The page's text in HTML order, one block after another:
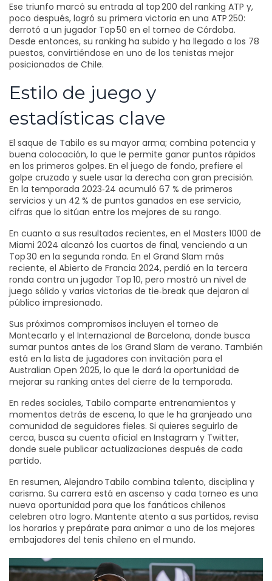
Ese triunfo marcó su entrada al top 200 del ranking ATP y,
poco después, logró su primera victoria en una ATP 250:
derrotó a un jugador Top 50 en el torneo de Córdoba.
Desde entonces, su ranking ha subido y ha llegado a los 78
puestos, convirtiéndose en uno de los tenistas mejor
posicionados de Chile.
Estilo de juego y
estadísticas clave
El saque de Tabilo es su mayor arma; combina potencia y
buena colocación, lo que le permite ganar puntos rápidos
en los primeros golpes. En el juego de fondo, prefiere el
golpe cruzado y suele usar la derecha con gran precisión.
En la temporada 2023‑24 acumuló 67 % de primeros
servicios y un 42 % de puntos ganados en ese servicio,
cifras que lo sitúan entre los mejores de su rango.
En cuanto a sus resultados recientes, en el Masters 1000 de
Miami 2024 alcanzó los cuartos de final, venciendo a un
Top 30 en la segunda ronda. En el Grand Slam más
reciente, el Abierto de Francia 2024, perdió en la tercera
ronda contra un jugador Top 10, pero mostró un nivel de
juego sólido y varias victorias de tie‑break que dejaron al
público impresionado.
Sus próximos compromisos incluyen el torneo de
Montecarlo y el Internazional de Barcelona, donde busca
sumar puntos antes de los Grand Slam de verano. También
está en la lista de jugadores con invitación para el
Australian Open 2025, lo que le dará la oportunidad de
mejorar su ranking antes del cierre de la temporada.
En redes sociales, Tabilo comparte entrenamientos y
momentos detrás de escena, lo que le ha granjeado una
comunidad de seguidores fieles. Si quieres seguirlo de
cerca, busca su cuenta oficial en Instagram y Twitter,
donde suele publicar actualizaciones después de cada
partido.
En resumen, Alejandro Tabilo combina talento, disciplina y
carisma. Su carrera está en ascenso y cada torneo es una
nueva oportunidad para que los fanáticos chilenos
celebren otro logro. Mantente atento a sus partidos, revisa
los horarios y prepárate para animar a uno de los mejores
embajadores del tenis chileno en el mundo.